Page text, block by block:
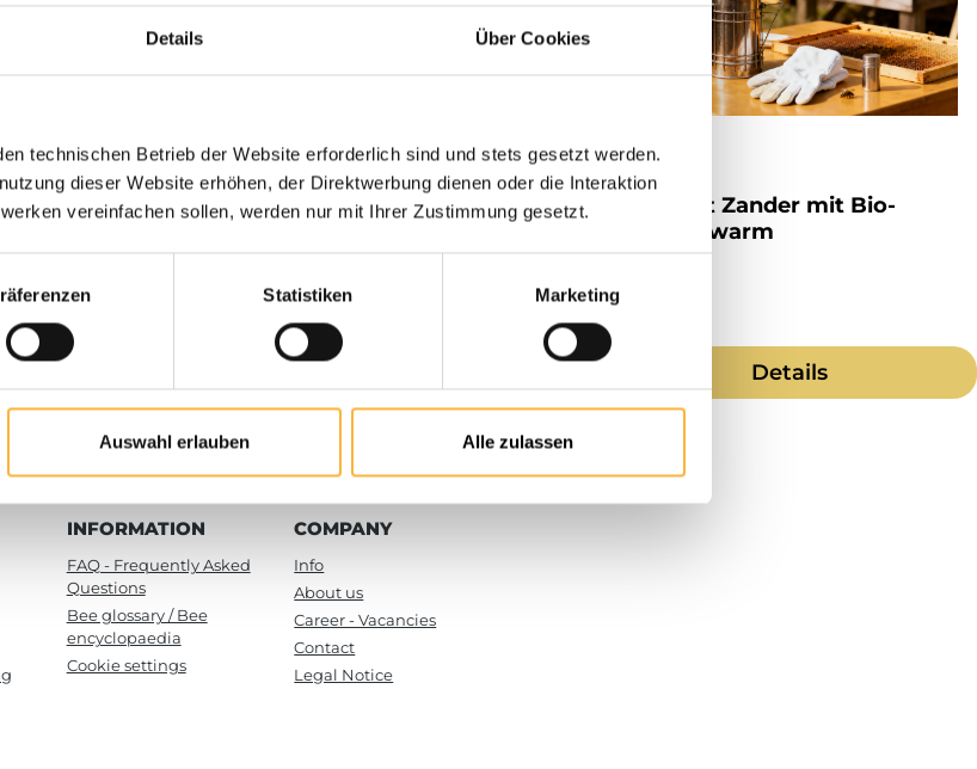
Details Über Cookies
technischen Betrieb der Website erforderlich sind und stets gesetzt werden.
dieser Website erhöhen, der Direktwerbung dienen oder die Interaktion
vereinfachen sollen, werden nur mit Ihrer Zustimmung gesetzt.
Statistiken Marketing
Auswahl erlauben Alle zulassen
mit Bio-
Starterset Deutsch Normalmaß
Starterset Zander mit Bio-
Kunstschwarm
Details
INFORMATION
FAQ - Frequently Asked
Questions
Bee glossary / Bee
encyclopaedia
Cookie settings
COMPANY
Info
About us
Career - Vacancies
Contact
Legal Notice